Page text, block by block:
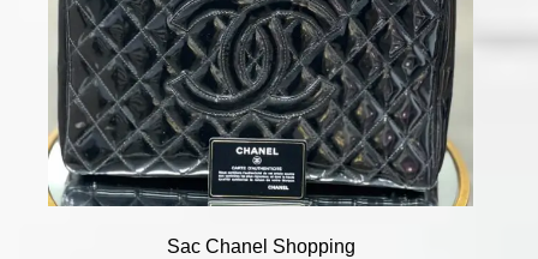
Sac Chanel Shopping